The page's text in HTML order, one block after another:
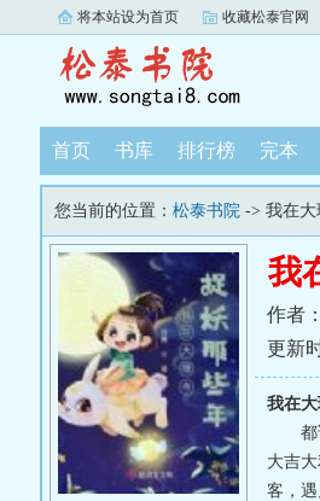
将本站设为首页 收藏松泰官网
首页 书库 排行榜 完本
您当前的位置： 松泰书院 -> 我在
我
作者
更新
我在大
大吉
客，